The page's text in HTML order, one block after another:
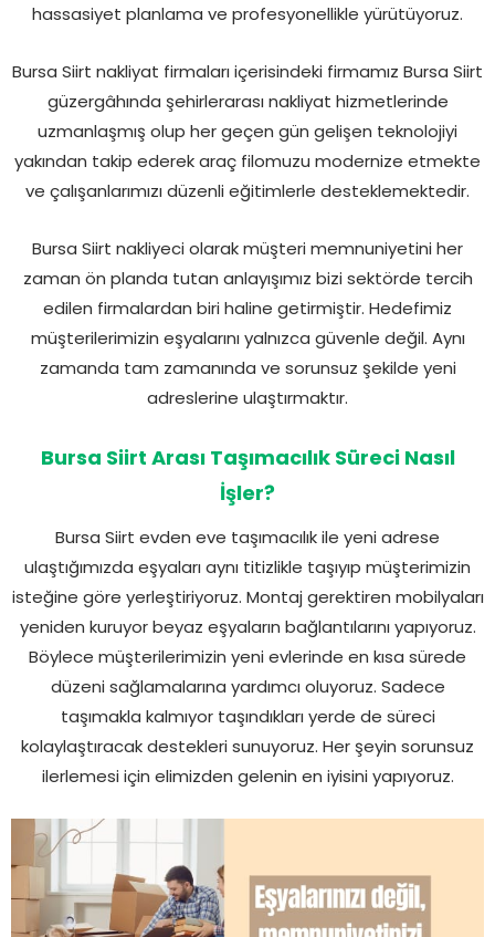
hassasiyet planlama ve profesyonellikle yürütüyoruz.
Bursa Siirt nakliyat firmaları içerisindeki firmamız Bursa Siirt
güzergâhında şehirlerarası nakliyat hizmetlerinde
uzmanlaşmış olup her geçen gün gelişen teknolojiyi
yakından takip ederek araç filomuzu modernize etmekte
ve çalışanlarımızı düzenli eğitimlerle desteklemektedir.
Bursa Siirt nakliyeci olarak müşteri memnuniyetini her
zaman ön planda tutan anlayışımız bizi sektörde tercih
edilen firmalardan biri haline getirmiştir. Hedefimiz
müşterilerimizin eşyalarını yalnızca güvenle değil. Aynı
zamanda tam zamanında ve sorunsuz şekilde yeni
adreslerine ulaştırmaktır.
Bursa Siirt Arası Taşımacılık Süreci Nasıl
İşler?
Bursa Siirt evden eve taşımacılık ile yeni adrese
ulaştığımızda eşyaları aynı titizlikle taşıyıp müşterimizin
isteğine göre yerleştiriyoruz. Montaj gerektiren mobilyaları
yeniden kuruyor beyaz eşyaların bağlantılarını yapıyoruz.
Böylece müşterilerimizin yeni evlerinde en kısa sürede
düzeni sağlamalarına yardımcı oluyoruz. Sadece
taşımakla kalmıyor taşındıkları yerde de süreci
kolaylaştıracak destekleri sunuyoruz. Her şeyin sorunsuz
ilerlemesi için elimizden gelenin en iyisini yapıyoruz.